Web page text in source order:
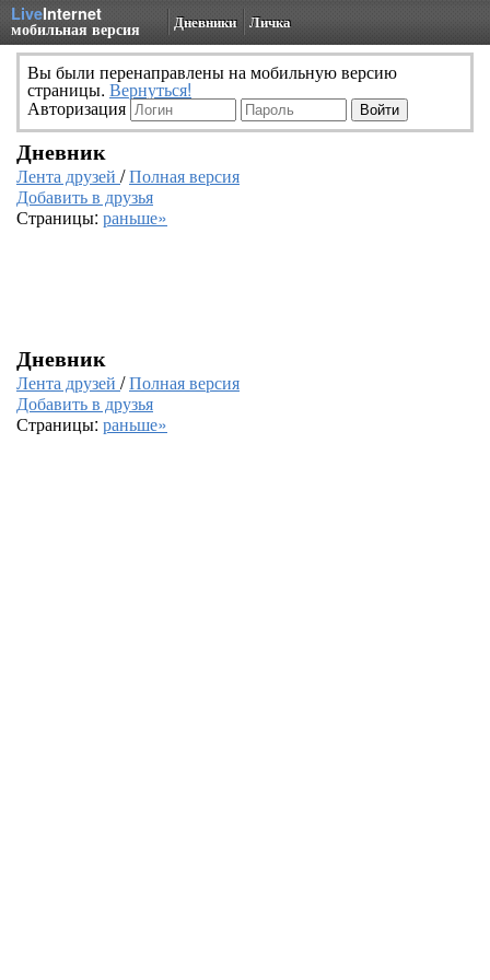
LiveInternet
мобильная версия Дневники Личка
Вы были перенаправлены на мобильную версию
страницы. Вернуться!
Авторизация
Дневник
Лента друзей /Полная версия
Добавить в друзья
Страницы: раньше»
Дневник
Лента друзей /Полная версия
Добавить в друзья
Страницы: раньше»